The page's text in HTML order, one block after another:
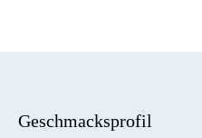
Geschmacksprofil